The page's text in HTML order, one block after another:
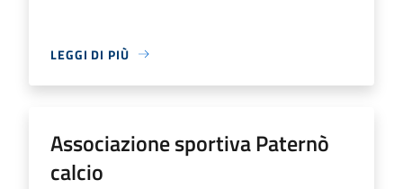
LEGGI DI PIÙ
Associazione sportiva Paternò
calcio